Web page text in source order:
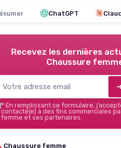
ChatGPT
Recevez les dernières
Chaussure
* En remplissant ce formulaire,
contacté(e) à des fins commerciales
femme et ses partenaires.
Chaussure femme